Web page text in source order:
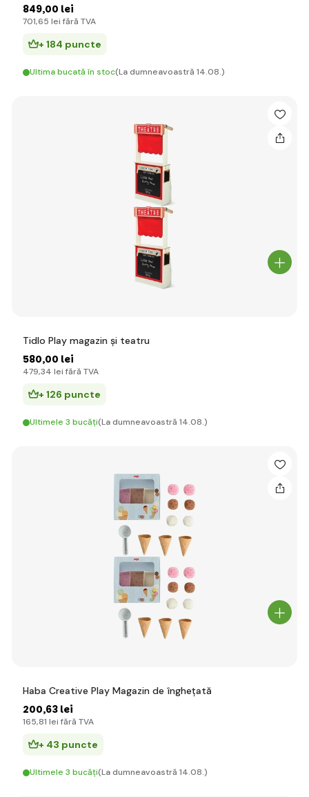
849,00 lei
701,65 lei fără TVA
+ 184 puncte
Ultima bucată în stoc(La dumneavoastră 14.08.)
Tidlo Play magazin și teatru
580,00 lei
479,34 lei fără TVA
+ 126 puncte
Ultimele 3 bucăți(La dumneavoastră 14.08.)
Haba Creative Play Magazin de înghețată
200,63 lei
165,81 lei fără TVA
+ 43 puncte
Ultimele 3 bucăți(La dumneavoastră 14.08.)